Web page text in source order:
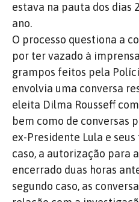
estava na pauta dos dias
ano.
O processo questiona a
por ter vazado à
grampos feitos pela
envolvia uma conversa
eleita Dilma Rousseff
bem como de conversas
ex-Presidente Lula e
caso, a autorização para
encerrado duas horas
segundo caso, as